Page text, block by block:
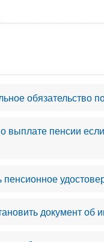
обязательство
выплате пенсии
пенсионное
документ об